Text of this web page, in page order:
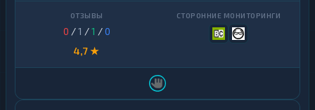
0 /1 /1 /0
4,7 ★
Uniswap 1